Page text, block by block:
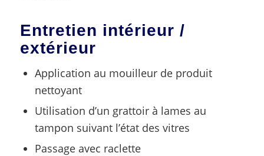
Entretien intérieur /
extérieur
Application au mouilleur de produit
nettoyant
Utilisation d’un grattoir à lames au
tampon suivant l’état des vitres
Passage avec raclette